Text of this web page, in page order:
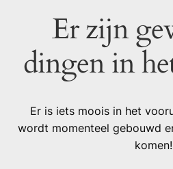
ProductenEr zijn
dingen in
Er is iets moois in het
wordt momenteel gebouwd
komen!